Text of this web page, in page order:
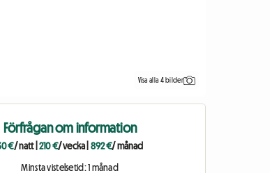
Visa alla 4 bilder
Förfrågan om information
€/ natt|210 €/ vecka 892 €/ månad
Minsta vistelsetid: 1 månad